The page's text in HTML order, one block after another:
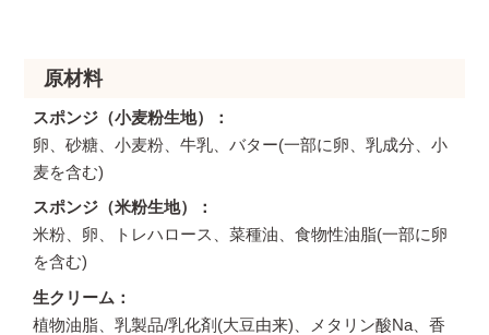
原材料
スポンジ（小麦粉生地）
卵、砂糖、小麦粉、牛乳、バター(一部に卵、乳成分、小
麦を含む)
スポンジ（米粉生地）
米粉、卵、トレハロース、菜種油、食物性油脂(一部に卵
を含む)
生クリーム
植物油脂、乳製品/乳化剤(大豆由来)、メタリン酸Na、香